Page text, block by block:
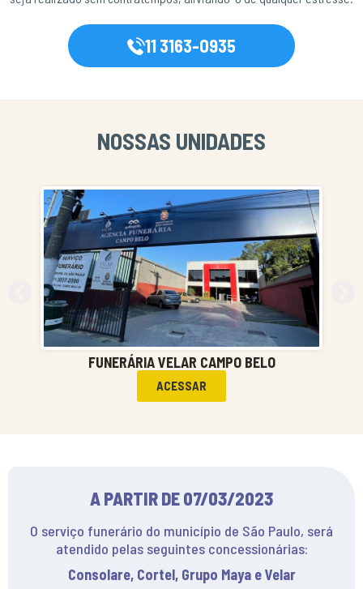
11 3163-0935
NOSSAS UNIDADES
FUNERÁRIA VELAR CAMPO BELO
ACESSAR
A PARTIR DE 07/03/2023
O serviço funerário do município de São Paulo, será
atendido pelas seguintes concessionárias:
Consolare, Cortel, Grupo Maya e Velar​